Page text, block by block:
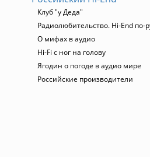
Клуб "у Деда"
Радиолюбительство. Hi-End по-
О мифах в аудио
Hi-Fi с ног на голову
Ягодин о погоде в аудио мире
Российские производители